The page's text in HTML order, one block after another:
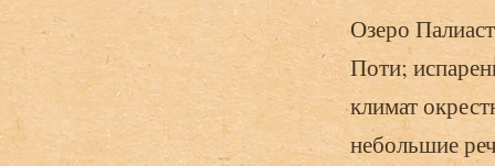
Озеро
Поти;
климат
небольшие